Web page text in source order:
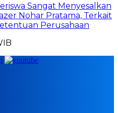
Sangat Menyesalkan
Nohar Pratama, Terkait
Perusahaan